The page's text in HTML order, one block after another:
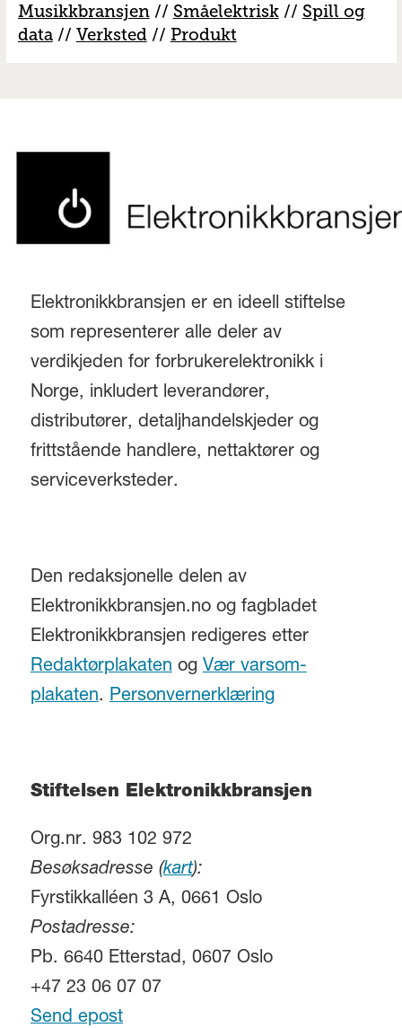
Musikkbransjen// Småelektrisk// Spill og
data// Verksted// Produkt
Elektronikkbransjen er en ideell stiftelse
som representerer alle deler av
verdikjeden for forbrukerelektronikk i
Norge, inkludert leverandører,
distributører, detaljhandelskjeder og
frittstående handlere, nettaktører og
serviceverksteder.
Den redaksjonelle delen av
Elektronikkbransjen.no og fagbladet
Elektronikkbransjen redigeres etter
Redaktørplakaten og Vær varsom-
plakaten. Personvernerklæring
Stiftelsen Elektronikkbransjen
Org.nr. 983 102 972
Besøksadresse (kart):
Fyrstikkalléen 3 A, 0661 Oslo
Postadresse:
Pb. 6640 Etterstad, 0607 Oslo
+47 23 06 07 07
Send epost